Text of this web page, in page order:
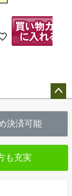
へ
決済可能
も充実